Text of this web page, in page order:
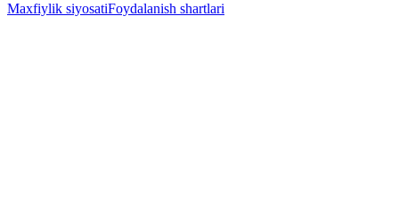
Maxfiylik siyosatiFoydalanish shartlari